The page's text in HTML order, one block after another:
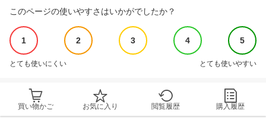
このページの使いやすさはいかがでしたか？
1 2 3 4 5
とても使いにくい とても使いやすい
買い物かご お気に入り 閲覧履歴 購入履歴